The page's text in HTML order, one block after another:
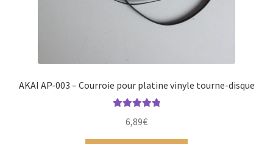
AKAI AP-003 – Courroie pour platine vinyle tourne-disque
sur 5
6,89€